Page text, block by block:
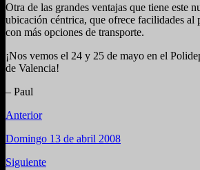
Otra de las grandes ventajas que tiene este
ubicación céntrica, que ofrece facilidades al
con más opciones de transporte.
¡Nos vemos el 24 y 25 de mayo en el
de Valencia!
– Paul
Anterior
Domingo 13 de abril 2008
Siguiente